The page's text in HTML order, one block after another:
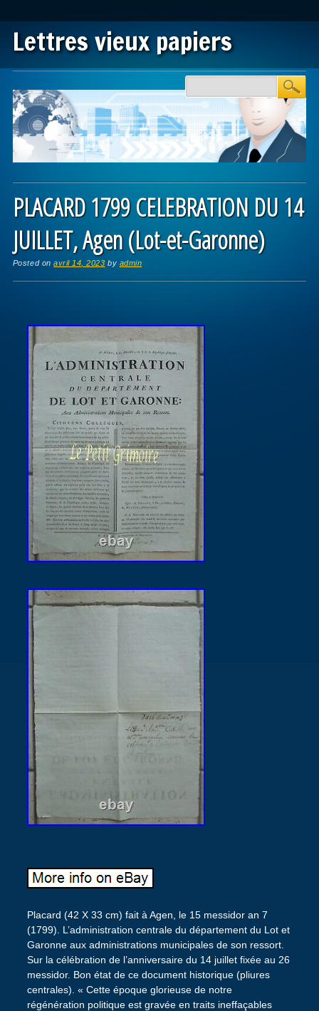
Lettres vieux papiers
Main menu
PLACARD 1799 CELEBRATION DU 14
JUILLET, Agen (Lot-et-Garonne)
Posted onavril 14, 2023 by admin
Placard (42 X 33 cm) fait à Agen, le 15 messidor an 7
(1799). L’administration centrale du département du Lot et
Garonne aux administrations municipales de son ressort.
Sur la célébration de l’anniversaire du 14 juillet fixée au 26
messidor. Bon état de ce document historique (pliures
centrales). « Cette époque glorieuse de notre
régénération politique est gravée en traits ineffaçables